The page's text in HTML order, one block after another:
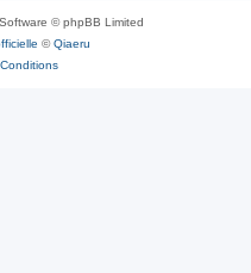
© phpBB Limited
©Qiaeru
Conditions